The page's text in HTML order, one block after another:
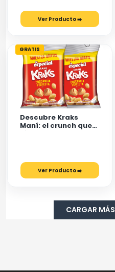
Ver Producto ➡️
GRATIS
Descubre Kraks
Maní: el crunch que
sí se queda
Ver Producto ➡️
CARGAR